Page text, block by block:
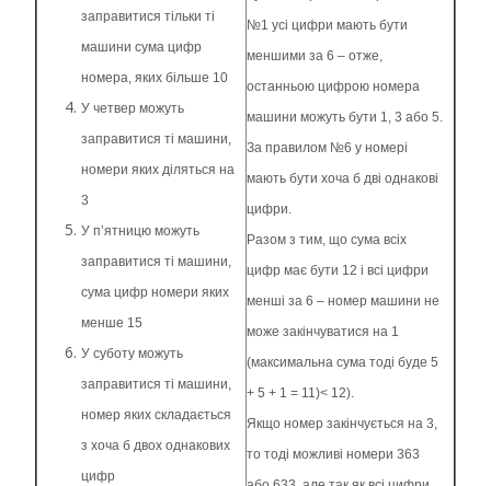
заправитися тільки ті
машини сума цифр
номера, яких більше 10
У четвер можуть
заправитися ті машини,
номери яких діляться на
3
У п’ятницю можуть
заправитися ті машини,
сума цифр номери яких
менше 15
У суботу можуть
заправитися ті машини,
номер яких складається
з хоча б двох однакових
цифр
№1 усі цифри мають бути
меншими за 6 – отже,
останньою цифрою номера
машини можуть бути 1, 3 або 5.
За правилом №6 у номері
мають бути хоча б дві однакові
цифри.
Разом з тим, що сума всіх
цифр має бути 12 і всі цифри
менші за 6 – номер машини не
може закінчуватися на 1
(максимальна сума тоді буде 5
+ 5 + 1 = 11)< 12).
Якщо номер закінчується на 3,
то тоді можливі номери 363